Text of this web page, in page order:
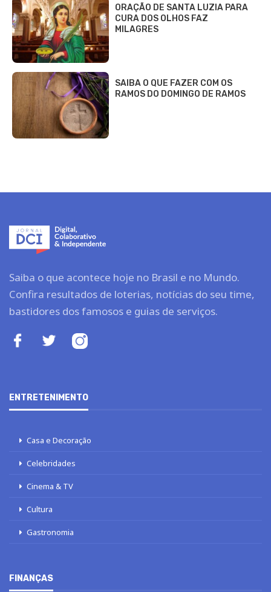
ORAÇÃO DE SANTA LUZIA PARA
CURA DOS OLHOS FAZ
MILAGRES
SAIBA O QUE FAZER COM OS
RAMOS DO DOMINGO DE RAMOS
Saiba o que acontece hoje no Brasil e no Mundo.
Confira resultados de loterias, notícias do seu time,
bastidores dos famosos e guias de serviços.
ENTRETENIMENTO
Casa e Decoração
Celebridades
Cinema & TV
Cultura
Gastronomia
FINANÇAS